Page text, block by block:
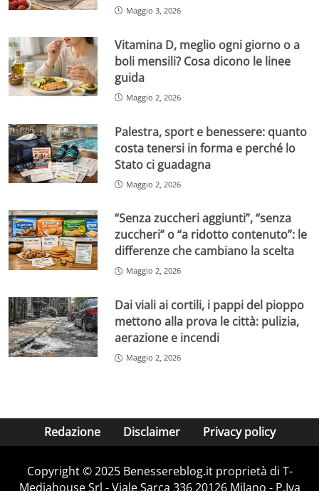
Maggio 3, 2026
Vitamina D, meglio ogni giorno o a
boli mensili? Cosa dicono le linee
guida
Maggio 2, 2026
Palestra, sport e benessere: quanto
costa tenersi in forma e perché lo
Stato ci guadagna
Maggio 2, 2026
“Senza zuccheri aggiunti”, “senza
zuccheri” o “a ridotto contenuto”: le
differenze che cambiano la scelta
Maggio 2, 2026
Dai viali ai cortili, i pappi del pioppo
mettono alla prova le città: pulizia,
aerazione e incendi
Maggio 2, 2026
Redazione Disclaimer Privacy policy
Copyright © 2025 Benessereblog.it proprietà di T-
Mediahouse Srl - Viale Sarca 336 20126 Milano - P.Iva